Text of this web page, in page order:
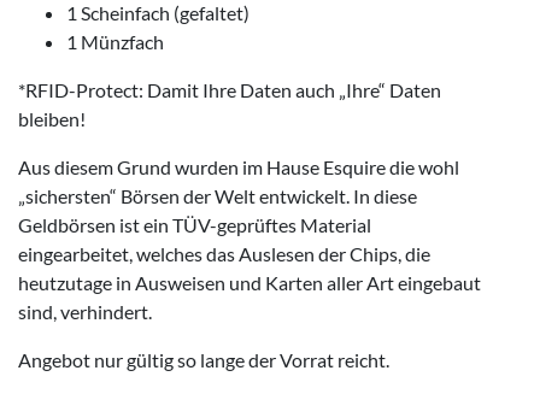
1 Scheinfach (gefaltet)
1 Münzfach
*RFID-Protect: Damit Ihre Daten auch „Ihre“ Daten
bleiben!
Aus diesem Grund wurden im Hause Esquire die wohl
„sichersten“ Börsen der Welt entwickelt. In diese
Geldbörsen ist ein TÜV-geprüftes Material
eingearbeitet, welches das Auslesen der Chips, die
heutzutage in Ausweisen und Karten aller Art eingebaut
sind, verhindert.
Angebot nur gültig so lange der Vorrat reicht.